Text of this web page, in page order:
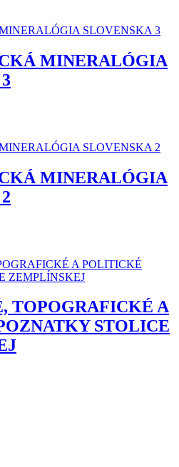
MINERALÓGIA
MINERALÓGIA
TOPOGRAFICKÉ A
STOLICE